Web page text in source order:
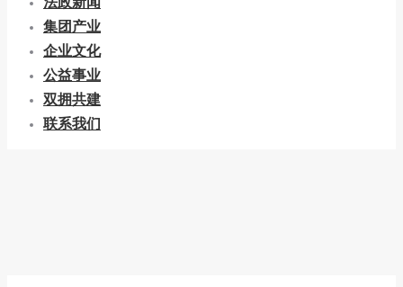
集团产业
企业文化
公益事业
双拥共建
联系我们